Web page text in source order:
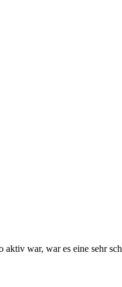
war, war es eine sehr